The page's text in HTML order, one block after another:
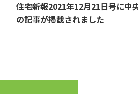
住宅新報2021年12月21日号に中
の記事が掲載されました